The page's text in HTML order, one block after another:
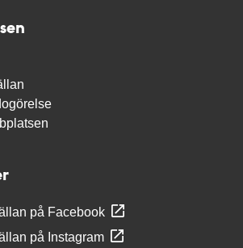
på Facebook
på Instagram